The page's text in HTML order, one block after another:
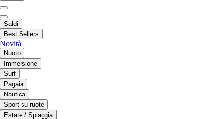
Saldi
Best Sellers
Novità
Nuoto
Immersione
Surf
Pagaia
Nautica
Sport su ruote
Estate / Spiaggia